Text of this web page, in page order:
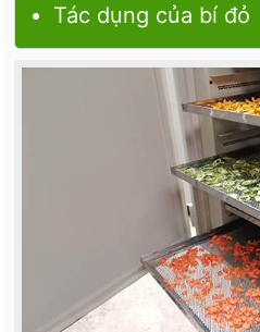
Tác dụng của bí đỏ